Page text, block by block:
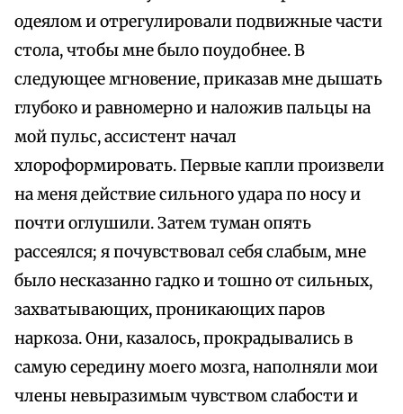
одеялом и отрегулировали подвижные части
стола, чтобы мне было поудобнее. В
следующее мгновение, приказав мне дышать
глубоко и равномерно и наложив пальцы на
мой пульс, ассистент начал
хлороформировать. Первые капли произвели
на меня действие сильного удара по носу и
почти оглушили. Затем туман опять
рассеялся; я почувствовал себя слабым, мне
было несказанно гадко и тошно от сильных,
захватывающих, проникающих паров
наркоза. Они, казалось, прокрадывались в
самую середину моего мозга, наполняли мои
члены невыразимым чувством слабости и